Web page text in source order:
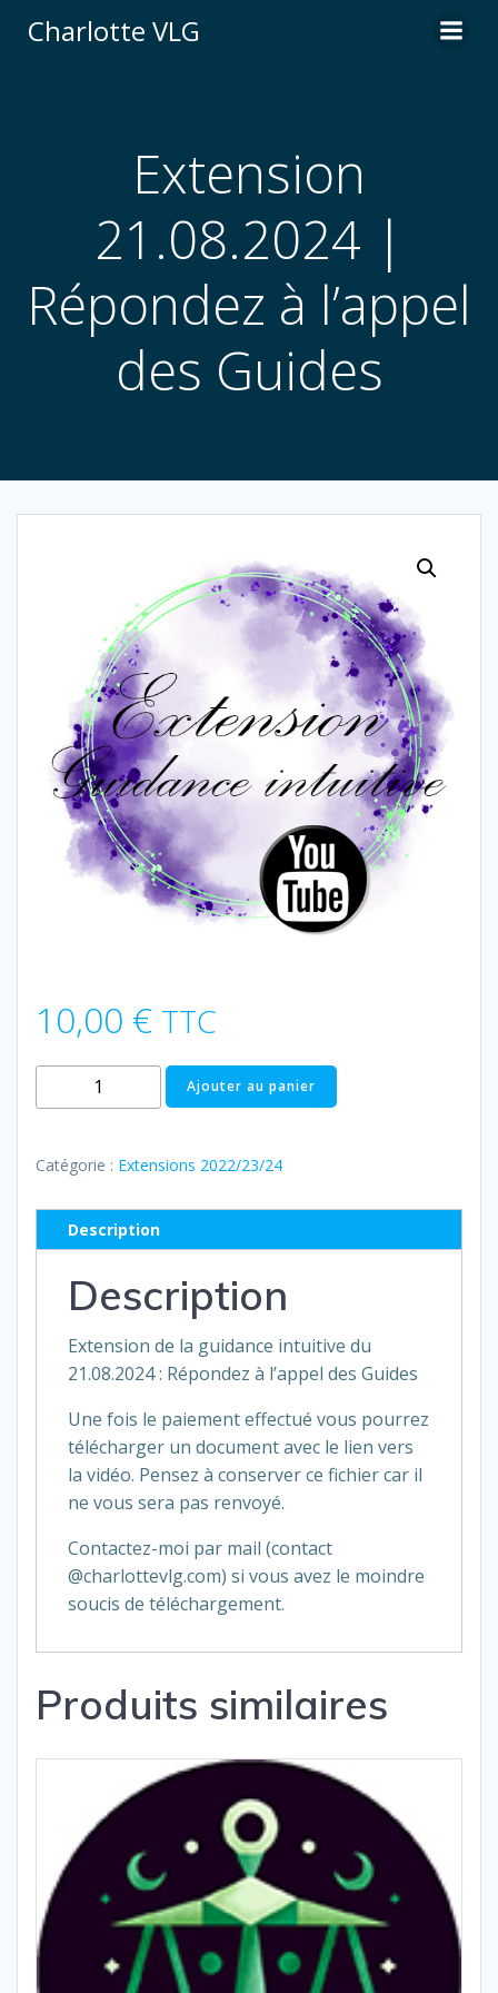
Charlotte VLG
Extension
21.08.2024 |
Répondez à l’appel
des Guides
10,00 € TTC
quantité
de
21.08.2024
Répondez
à
Ajouter au panier
Catégorie : Extensions 2022/23/24
Description
Description
Extension de la guidance intuitive du
21.08.2024 : Répondez à l’appel des Guides
Une fois le paiement effectué vous pourrez
télécharger un document avec le lien vers
la vidéo. Pensez à conserver ce fichier car il
ne vous sera pas renvoyé.
Contactez-moi par mail (contact
@charlottevlg.com) si vous avez le moindre
soucis de téléchargement.
Produits similaires